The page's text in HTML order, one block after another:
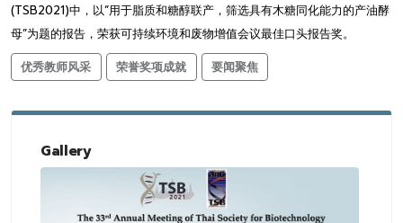
(TSB2021)中，以“用于脂质和糖醇联产，筛选具有木糖同化能力的产油酵
母”为题的报告，荣获可持续环境和废物增值会议最佳口头报告奖。
优秀教师风采
荣誉奖项成就 要闻聚焦
Gallery